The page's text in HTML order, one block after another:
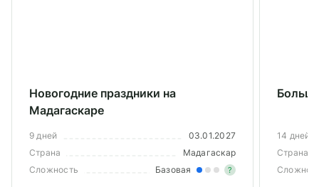
Новогодние праздники на
Мадагаскаре
9 дней
03.01.2027
Страна
Мадагаскар
Сложность
Базовая ?
14 дней
Страна